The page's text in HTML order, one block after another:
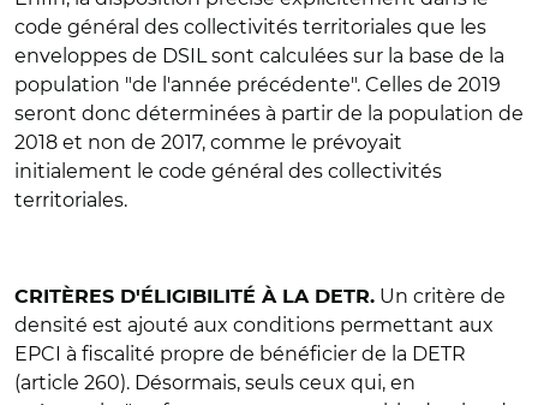
code général des collectivités territoriales que les
enveloppes de DSIL sont calculées sur la base de la
population "de l'année précédente". Celles de 2019
seront donc déterminées à partir de la population de
2018 et non de 2017, comme le prévoyait
initialement le code général des collectivités
territoriales.
CRITÈRES D'ÉLIGIBILITÉ À LA DETR. Un critère de
densité est ajouté aux conditions permettant aux
EPCI à fiscalité propre de bénéficier de la DETR
(article 260). Désormais, seuls ceux qui, en